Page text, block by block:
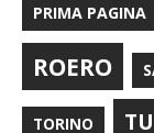
PRIMA PAGINA
ROERO
TORINO